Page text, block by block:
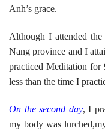
Anh’s grace.
Although I attended
Nang province and I
practiced Meditation for
less than the time I
On the second day, I
my body was